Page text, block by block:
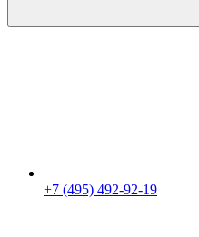
+7 (495) 492-92-19